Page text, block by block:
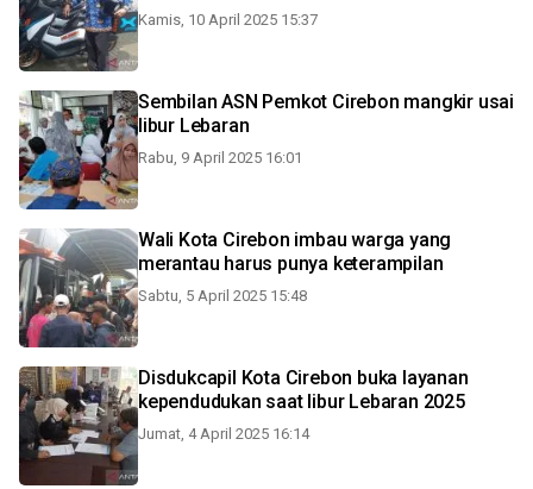
Kamis, 10 April 2025 15:37
Sembilan ASN Pemkot Cirebon mangkir usai
libur Lebaran
Rabu, 9 April 2025 16:01
Wali Kota Cirebon imbau warga yang
merantau harus punya keterampilan
Sabtu, 5 April 2025 15:48
Disdukcapil Kota Cirebon buka layanan
kependudukan saat libur Lebaran 2025
Jumat, 4 April 2025 16:14